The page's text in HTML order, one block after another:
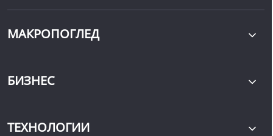
МАКРОПОГЛЕД
БИЗНЕС
ТЕХНОЛОГИИ